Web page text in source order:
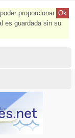
Ok
proporcionar
es guardada sin su